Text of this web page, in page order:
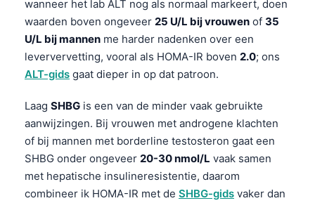
wanneer het lab ALT nog als normaal markeert, doen
waarden boven ongeveer 25 U/L bij vrouwen of 35
U/L bij mannen me harder nadenken over een
leververvetting, vooral als HOMA-IR boven 2.0; ons
ALT-gids gaat dieper in op dat patroon.
Laag SHBG is een van de minder vaak gebruikte
aanwijzingen. Bij vrouwen met androgene klachten
of bij mannen met borderline testosteron gaat een
SHBG onder ongeveer 20-30 nmol/L vaak samen
met hepatische insulineresistentie, daarom
combineer ik HOMA-IR met de SHBG-gids vaker dan